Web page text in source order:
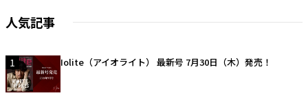
人気記事
1 Iolite（アイオライト） 最新号 7月30日（木）発売！